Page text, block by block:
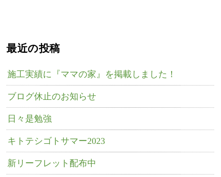
最近の投稿
施工実績に『ママの家』を掲載しました！
ブログ休止のお知らせ
日々是勉強
キトテシゴトサマー2023
新リーフレット配布中